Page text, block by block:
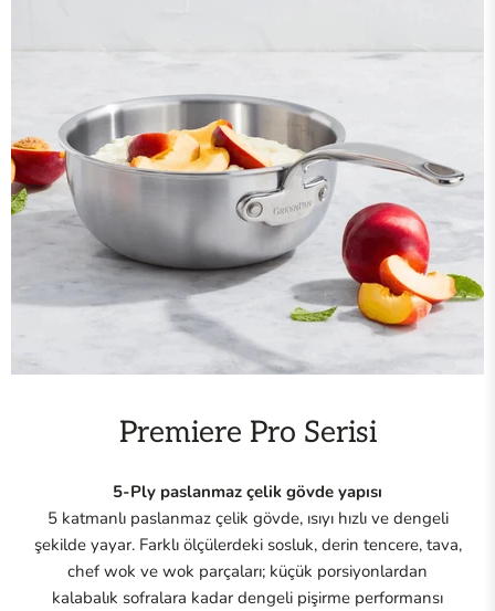
Premiere Pro Serisi
5-Ply paslanmaz çelik gövde yapısı
5 katmanlı paslanmaz çelik gövde, ısıyı hızlı ve dengeli
şekilde yayar. Farklı ölçülerdeki sosluk, derin tencere, tava,
chef wok ve wok parçaları; küçük porsiyonlardan
kalabalık sofralara kadar dengeli pişirme performansı